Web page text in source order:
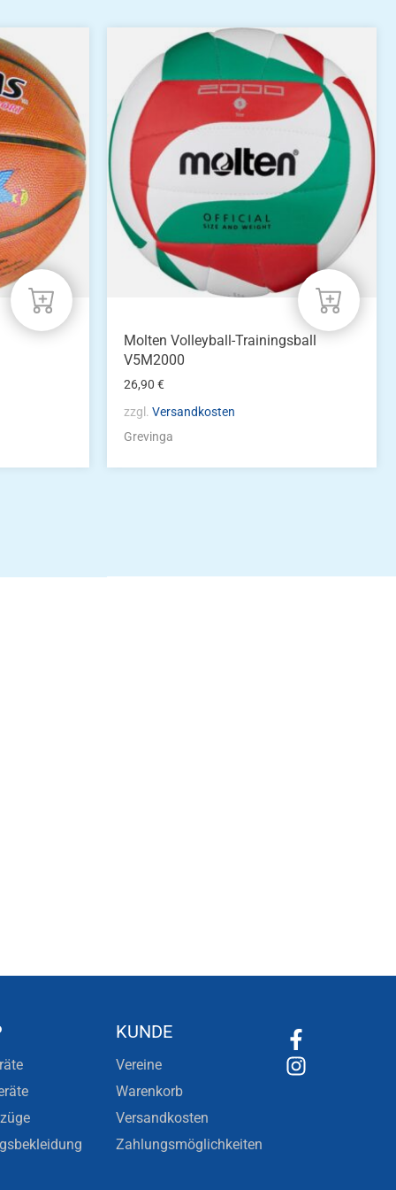
Molten Volleyball-Trainingsball
V5M2000
26,90€
zzgl.Versandkosten
Grevinga
KUNDE
Vereine
Warenkorb
Versandkosten
Zahlungsmöglichkeiten